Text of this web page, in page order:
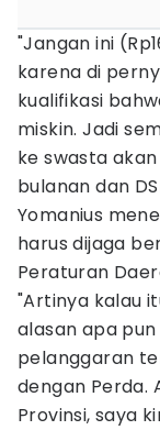
"Jangan ini
karena di
kualifikasi
miskin. Jadi
ke swasta
bulanan dan
Yomanius
harus dijaga
Peraturan
"Artinya kalau
alasan apa
pelanggaran
dengan Perda.
Provinsi, saya